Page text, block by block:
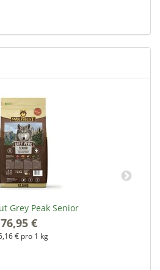
Grey Peak Senior
76,95 €
€ pro 1 kg